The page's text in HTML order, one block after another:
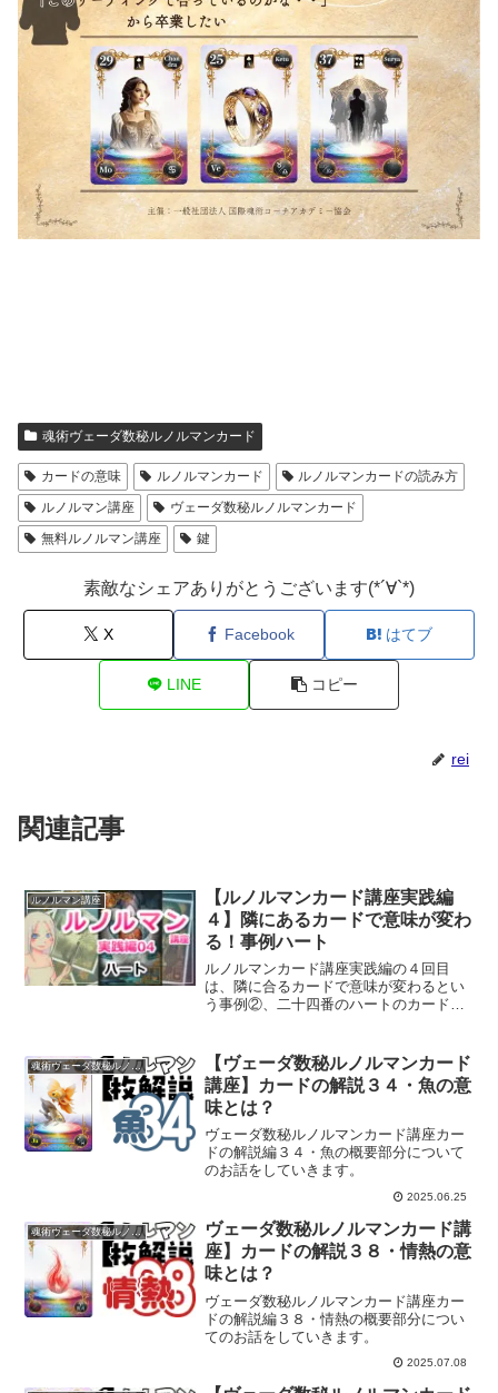
魂術ヴェーダ数秘ルノルマンカード
カードの意味 ルノルマンカード
ルノルマンカードの読み方
ルノルマン講座
ヴェーダ数秘ルノルマンカード
無料ルノルマン講座
鍵
素敵なシェアありがとうございます(*´∀`*)
X Facebook はてブ
LINE コピー
rei
関連記事
ルノルマン講座
【ルノルマンカード講座実践編
４】隣にあるカードで意味が変わ
る！事例ハート
ルノルマンカード講座実践編の４回目
は、隣に合るカードで意味が変わるとい
う事例②、二十四番のハートのカードに
魂術ヴェーダ数秘ルノルマンカード
【ヴェーダ数秘ルノルマンカード
講座】カードの解説３４・魚の意
味とは？
ヴェーダ数秘ルノルマンカード講座カー
ドの解説編３４・魚の概要部分について
のお話をしていきます。
2025.06.25
魂術ヴェーダ数秘ルノルマンカード
ヴェーダ数秘ルノルマンカード講
座】カードの解説３８・情熱の意
味とは？
ヴェーダ数秘ルノルマンカード講座カー
ドの解説編３８・情熱の概要部分につい
てのお話をしていきます。
2025.07.08